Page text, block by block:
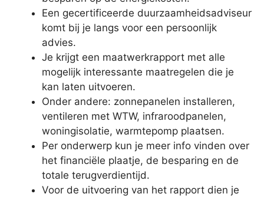
Een gecertificeerde duurzaamheidsadviseur
komt bij je langs voor een persoonlijk
advies.
Je krijgt een maatwerkrapport met alle
mogelijk interessante maatregelen die je
kan laten uitvoeren.
Onder andere: zonnepanelen installeren,
ventileren met WTW, infraroodpanelen,
woningisolatie, warmtepomp plaatsen.
Per onderwerp kun je meer info vinden over
het financiële plaatje, de besparing en de
totale terugverdientijd.
Voor de uitvoering van het rapport dien je